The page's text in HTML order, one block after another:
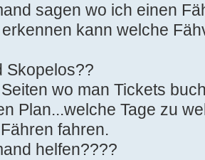
sagen wo ich einen
kann welche
Skopelos??
wo man Tickets
Plan...welche Tage zu
fahren.
helfen????